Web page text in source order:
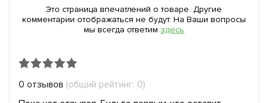
Это страница впечатлений о товаре. Другие
комментарии отображаться не будут. На Ваши вопросы
мы всегда ответим здесь
0 отзывов (общий рейтинг: 0)